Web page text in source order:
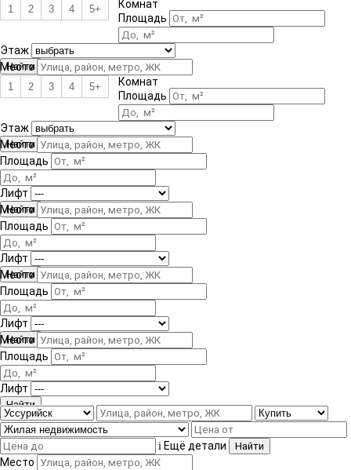
Комнат
1 2 3 4 5+
Площадь
Этаж
Место
Комнат
1 2 3 4 5+
Площадь
Этаж
Место
Площадь
Лифт
Место
Площадь
Лифт
Место
Площадь
Лифт
Место
Площадь
Лифт
i Ещё детали
Место